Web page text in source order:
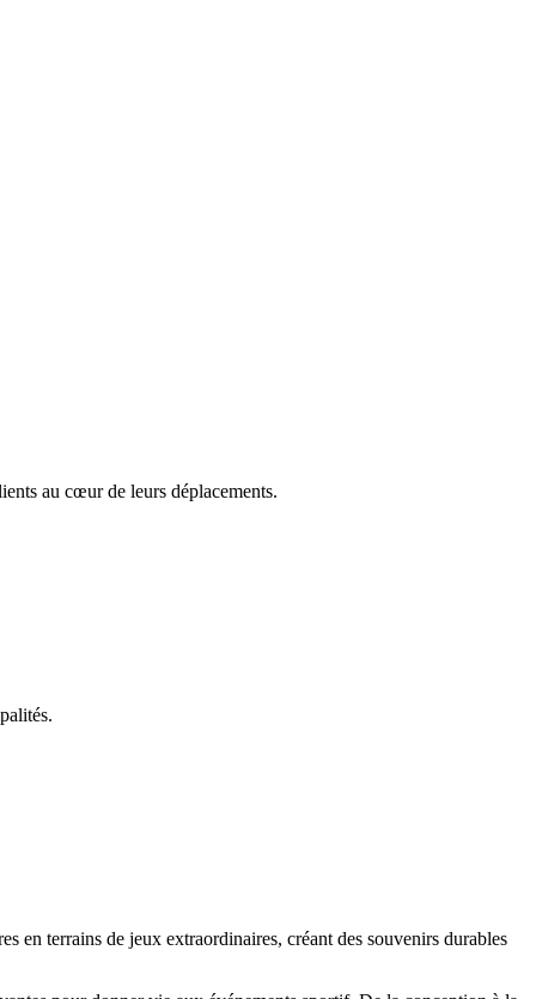
au cœur de leurs déplacements.
en terrains de jeux extraordinaires, créant des souvenirs durables